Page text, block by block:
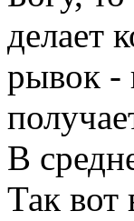
делает
рывок -
В
Так вот